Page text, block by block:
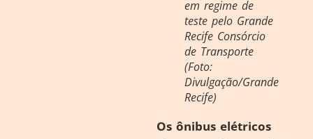
em regime de
teste pelo Grande
Recife Consórcio
de Transporte
(Foto:
Divulgação/Grande
Recife)
Os ônibus elétricos